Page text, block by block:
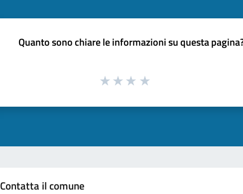
Quanto sono chiare le informazioni su questa
Contatta il comune